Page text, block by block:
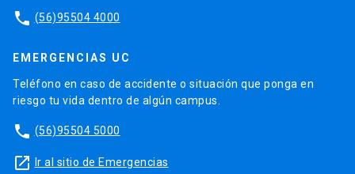
phone (56)95504 4000
EMERGENCIAS UC
Teléfono en caso de accidente o situación que ponga en
riesgo tu vida dentro de algún campus.
phone (56)95504 5000
launch Ir al sitio de Emergencias